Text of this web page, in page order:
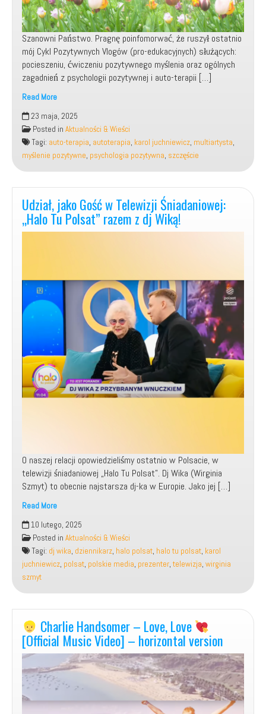
Szanowni Państwo. Pragnę poinfomorwać, że ruszył ostatnio
mój Cykl Pozytywnych Vlogów (pro-edukacyjnych) służących:
pocieszeniu, ćwiczeniu pozytywnego myślenia oraz ogólnych
zagadnień z psychologii pozytywnej i auto-terapii […]
Read More
Rusza
mój
Cykl
Pozytywnych
Vlogów
|
Auto-
Terapia
MyśleniePozytywne
23 maja, 2025
Posted in Aktualności & Wieści
Tagi: auto-terapia, autoterapia, karol juchniewicz, multiartysta,
myślenie pozytywne, psychologia pozytywna, szczęście
Udział, jako Gość w Telewizji Śniadaniowej:
„Halo Tu Polsat” razem z dj Wiką!
O naszej relacji opowiedzieliśmy ostatnio w Polsacie, w
telewizji śniadaniowej „Halo Tu Polsat”. Dj Wika (Wirginia
Szmyt) to obecnie najstarsza dj-ka w Europie. Jako jej […]
Read More
Udział,
jako
Gość
w
Telewizji
Śniadaniowej:
„Halo
Tu
Polsat”
razem
z
dj
Wiką!
10 lutego, 2025
Posted in Aktualności & Wieści
Tagi: dj wika, dziennikarz, halo polsat, halo tu polsat, karol
juchniewicz, polsat, polskie media, prezenter,telewizja, wirginia
szmyt
Charlie Handsomer – Love, Love
[Official Music Video] – horizontal version